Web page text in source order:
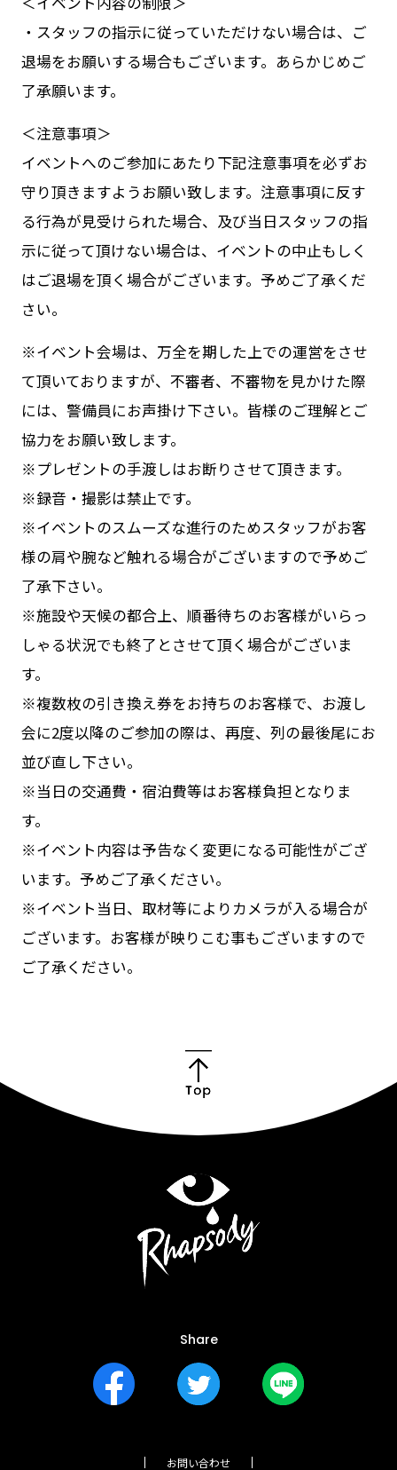
・スタッフの指示に従っていただけない場合は、ご
退場をお願いする場合もございます。あらかじめご
了承願います。
＜注意事項＞
イベントへのご参加にあたり下記注意事項を必ずお
守り頂きますようお願い致します。注意事項に反す
る行為が見受けられた場合、及び当日スタッフの指
示に従って頂けない場合は、イベントの中止もしく
はご退場を頂く場合がございます。予めご了承くだ
さい。
※イベント会場は、万全を期した上での運営をさせ
て頂いておりますが、不審者、不審物を見かけた際
には、警備員にお声掛け下さい。皆様のご理解とご
協力をお願い致します。
※プレゼントの手渡しはお断りさせて頂きます。
※録音・撮影は禁止です。
※イベントのスムーズな進行のためスタッフがお客
様の肩や腕など触れる場合がございますので予めご
了承下さい。
※施設や天候の都合上、順番待ちのお客様がいらっ
しゃる状況でも終了とさせて頂く場合がございま
す。
※複数枚の引き換え券をお持ちのお客様で、お渡し
会に2度以降のご参加の際は、再度、列の最後尾にお
並び直し下さい。
※当日の交通費・宿泊費等はお客様負担となりま
す。
※イベント内容は予告なく変更になる可能性がござ
います。予めご了承ください。
※イベント当日、取材等によりカメラが入る場合が
ございます。お客様が映りこむ事もございますので
ご了承ください。
Share
お問い合わせ